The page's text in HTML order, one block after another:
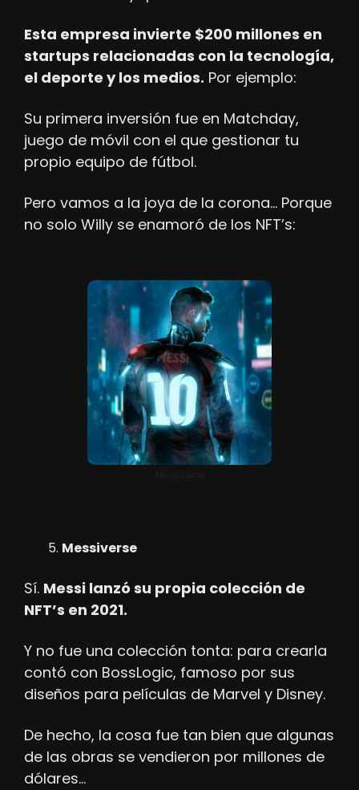
Esta empresa invierte $200 millones en
startups relacionadas con la tecnología,
el deporte y los medios. Por ejemplo:
Su primera inversión fue en Matchday,
juego de móvil con el que gestionar tu
propio equipo de fútbol.
Pero vamos a la joya de la corona… Porque
no solo Willy se enamoró de los NFT’s:
Messiverse
Sí. Messi lanzó su propia colección de
NFT’s en 2021.
Y no fue una colección tonta: para crearla
contó con BossLogic, famoso por sus
diseños para películas de Marvel y Disney.
De hecho, la cosa fue tan bien que algunas
de las obras se vendieron por millones de
dólares…